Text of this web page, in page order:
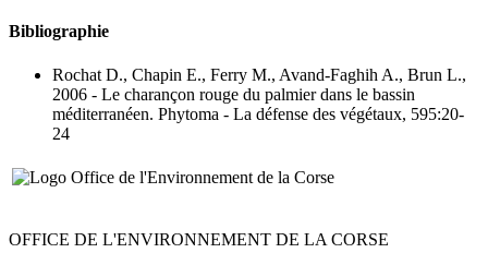
Bibliographie
Rochat D., Chapin E., Ferry M., Avand-Faghih A., Brun L.,
2006 - Le charançon rouge du palmier dans le bassin
méditerranéen. Phytoma - La défense des végétaux, 595:20-
24
OFFICE DE L'ENVIRONNEMENT DE LA CORSE